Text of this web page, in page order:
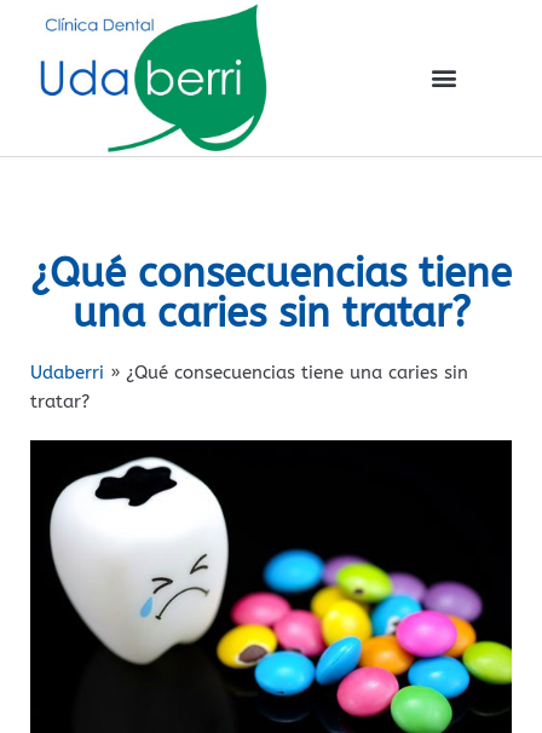
¿Qué consecuencias tiene
una caries sin tratar?
Udaberri » ¿Qué consecuencias tiene una caries sin
tratar?